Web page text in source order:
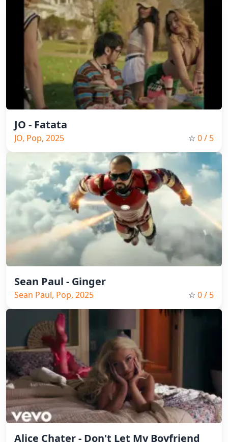
JO - Fatata
JO, Pop, 2025 ☆ 0/ 5
Sean Paul - Ginger
Sean Paul, Pop, 2025 ☆ 0/ 5
Alice Chater - Don't Let My Boyfriend